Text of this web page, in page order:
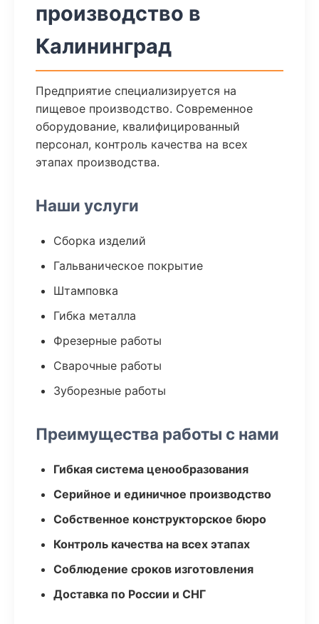
производство в
Калининград
Предприятие специализируется на
пищевое производство. Современное
оборудование, квалифицированный
персонал, контроль качества на всех
этапах производства.
Наши услуги
Сборка изделий
Гальваническое покрытие
Штамповка
Гибка металла
Фрезерные работы
Сварочные работы
Зуборезные работы
Преимущества работы с нами
Гибкая система ценообразования
Серийное и единичное производство
Собственное конструкторское бюро
Контроль качества на всех этапах
Соблюдение сроков изготовления
Доставка по России и СНГ